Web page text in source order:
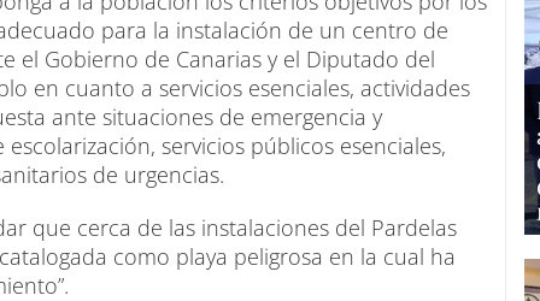
para la instalación de un centro de
el Gobierno de Canarias y el Diputado del
en cuanto a servicios esenciales, actividades
ante situaciones de emergencia y
servicios públicos esenciales,
de urgencias.
que cerca de las instalaciones del Pardelas
como playa peligrosa en la cual ha